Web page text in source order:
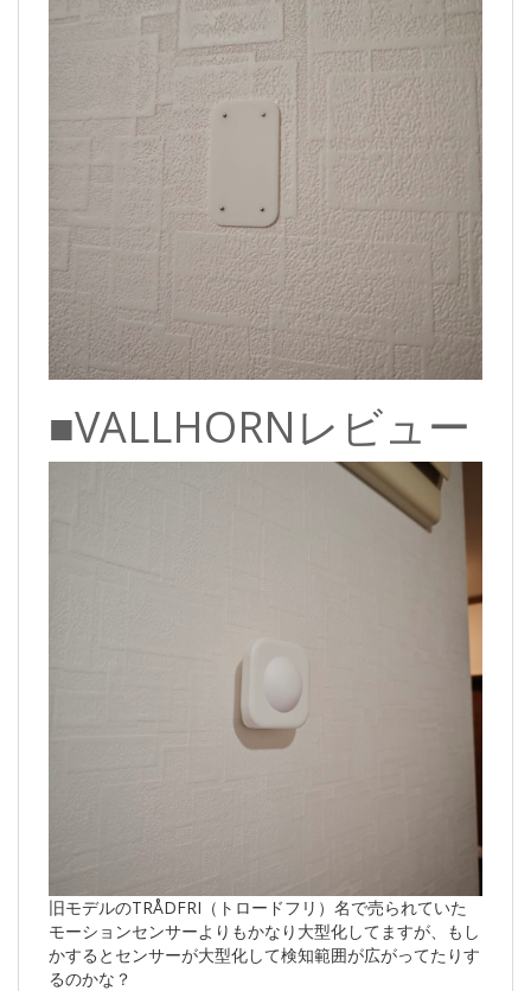
■VALLHORNレビュー
旧モデルのTRÅDFRI（トロードフリ）名で売られていた
モーションセンサーよりもかなり大型化してますが、もし
かするとセンサーが大型化して検知範囲が広がってたりす
るのかな？